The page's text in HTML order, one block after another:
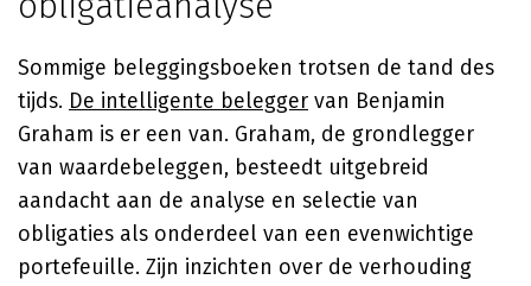
Sommige beleggingsboeken trotsen de tand des
tijds. De intelligente belegger van Benjamin
Graham is er een van. Graham, de grondlegger
van waardebeleggen, besteedt uitgebreid
aandacht aan de analyse en selectie van
obligaties als onderdeel van een evenwichtige
portefeuille. Zijn inzichten over de verhouding